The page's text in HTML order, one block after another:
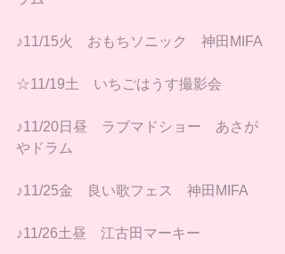
♪11/15火　おもちソニック　神田MIFA
☆11/19土　いちごはうす撮影会
♪11/20日昼　ラブマドショー　あさが
やドラム
♪11/25金　良い歌フェス　神田MIFA
♪11/26土昼　江古田マーキー